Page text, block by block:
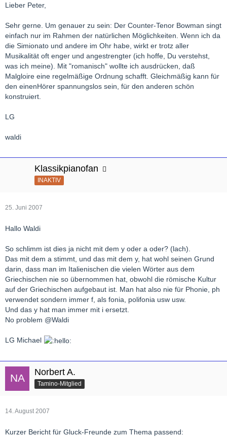
Lieber Peter,
Sehr gerne. Um genauer zu sein: Der Counter-Tenor Bowman singt
einfach nur im Rahmen der natürlichen Möglichkeiten. Wenn ich da
die Simionato und andere im Ohr habe, wirkt er trotz aller
Musikalität oft enger und angestrengter (ich hoffe, Du verstehst,
was ich meine). Mit "romanisch" wollte ich ausdrücken, daß
Malgloire eine regelmäßige Ordnung schafft. Gleichmäßig kann für
den einenHörer spannungslos sein, für den anderen schön
konstruiert.
LG
waldi
Klassikpianofan
INAKTIV
25. Juni 2007
Hallo Waldi
So schlimm ist dies ja nicht mit dem y oder a oder? (lach).
Das mit dem a stimmt, und das mit dem y, hat wohl seinen Grund
darin, dass man im Italienischen die vielen Wörter aus dem
Griechischen nie so übernommen hat, obwohl die römische Kultur
auf der Griechischen aufgebaut ist. Man hat also nie für Phonie, ph
verwendet sondern immer f, als fonia, polifonia usw usw.
Und das y hat man immer mit i ersetzt.
No problem @Waldi
LG Michael
Norbert A.
Tamino-Mitglied
14. August 2007
Kurzer Bericht für Gluck-Freunde zum Thema passend: